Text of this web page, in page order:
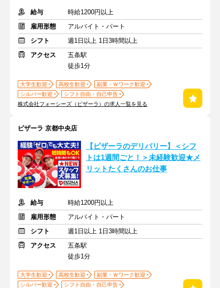
給与
時給1200円以上
雇用形態
アルバイト・パート
シフト
週1日以上 1日3時間以上
アクセス
五条駅
徒歩1分
大学生歓迎 高校生歓迎
副業・Ｗワーク歓迎
シルバー歓迎
シフト自由・自己申告
株式会社フォーシーズ（ピザーラ）の求人一覧を見る
ピザーラ 京都中央店
【ピザーラのデリバリー】＜シフ
トは1週間ごと！＞未経験歓迎★メ
リットたくさんのお仕事
給与
時給1200円以上
雇用形態
アルバイト・パート
シフト
週1日以上 1日3時間以上
アクセス
五条駅
徒歩1分
大学生歓迎 高校生歓迎
副業・Ｗワーク歓迎
シルバー歓迎
シフト自由・自己申告